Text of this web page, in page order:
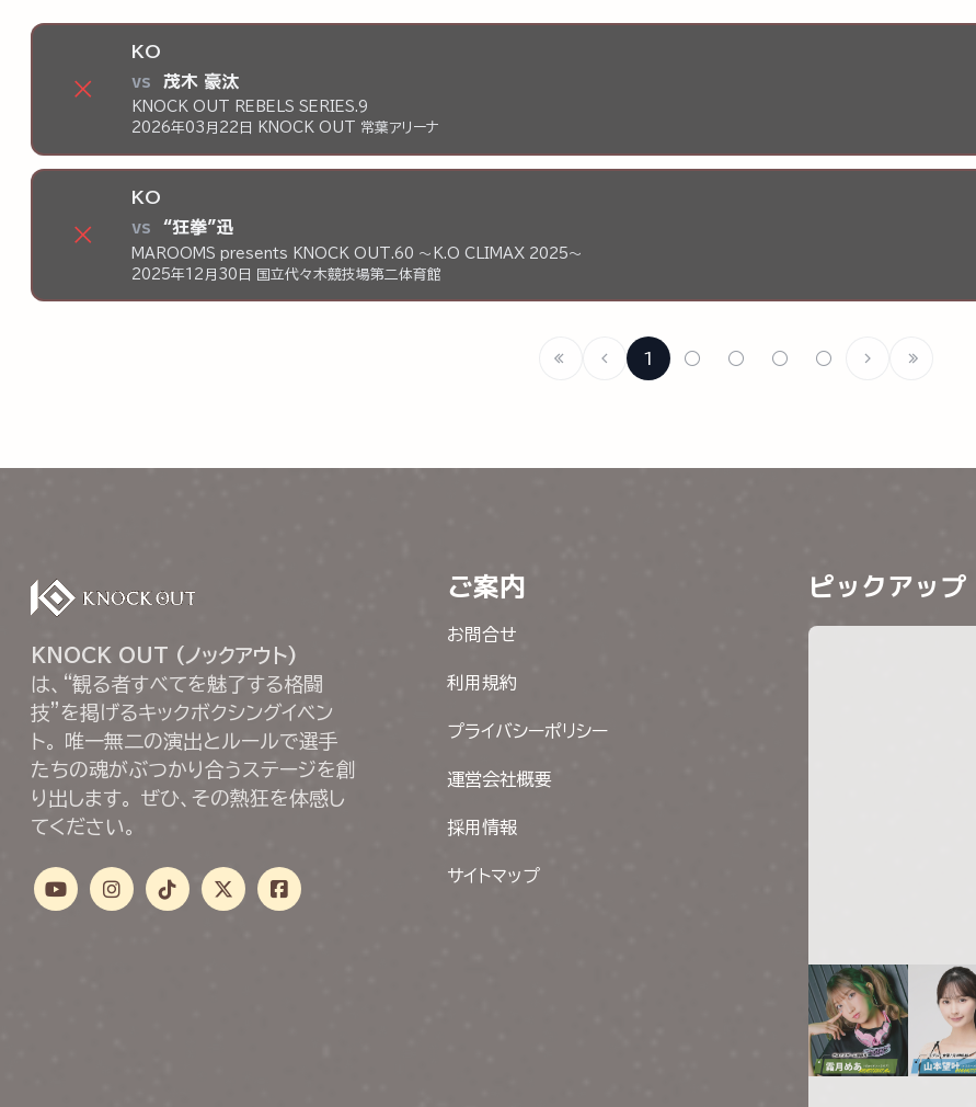
×
KO
vs 茂木 豪汰
KNOCK OUT REBELS SERIES.9
2026年03月22日 KNOCK OUT 常葉アリーナ
×
KO
vs “狂拳”迅
MAROOMS presents KNOCK OUT.60 ～K.O CLIMAX 2025～
2025年12月30日 国立代々木競技場第二体育館
1 ○ ○ ○ ○
KNOCK OUT (ノックアウト)
は、“観る者すべてを魅了する格闘
技”を掲げるキックボクシングイベン
ト。 唯一無二の演出とルールで選手
たちの魂がぶつかり合うステージを創
り出します。 ぜひ、その熱狂を体感し
てください。
ご案内
お問合せ
利用規約
プライバシーポリシー
運営会社概要
採用情報
サイトマップ
ピックアップ